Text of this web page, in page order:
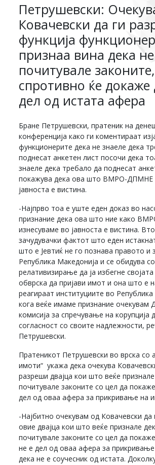
Петрушевски:
Ковачевски да ги
функција
признаа вина дека
почитувале
спротивно ќе докаже
дел од истата афера
Бране Петрушевски, пратеник на
конференција како ги коментираат
функционерите дека не знаеле дека
поднесат анкетен лист посочи дека
знаеле дека требало да поднесат
покажува дека ова што ВМРО-ДПМНЕ
јавноста е вистина.
-Најпрво тоа е уште еден доказ во
признание дека ова што ние како
изнесуваме во јавноста е вистина.
зачудувачки фактот што еден
што е Јевтиќ не го познава правото и
Република Македонија и се обидува
релативизирање да ја избегне својата
обврска да пријави имот и она што е
реагираат институциите во
кога веќе имаме признание очекувам
комисија за спречување на корупција
согласност со своите надлежности,
Петрушевски.
Пратеникот Петрушевски во врска со
имоти“ укажа дека очекува
разреши двајца кои што веќе
почитувале законите со цел да
дел од оваа афера за прикривање на
-Најбитно очекувам од Ковачевски да
овие двајца кои што веќе признале
почитувале законите со цел да
не е дел од оваа афера за
дека не е соучесник од истата.